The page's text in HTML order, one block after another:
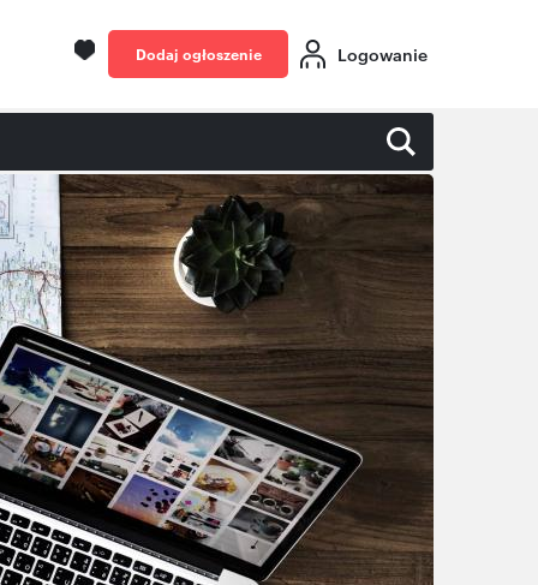
Dodaj ogłoszenie Logowanie